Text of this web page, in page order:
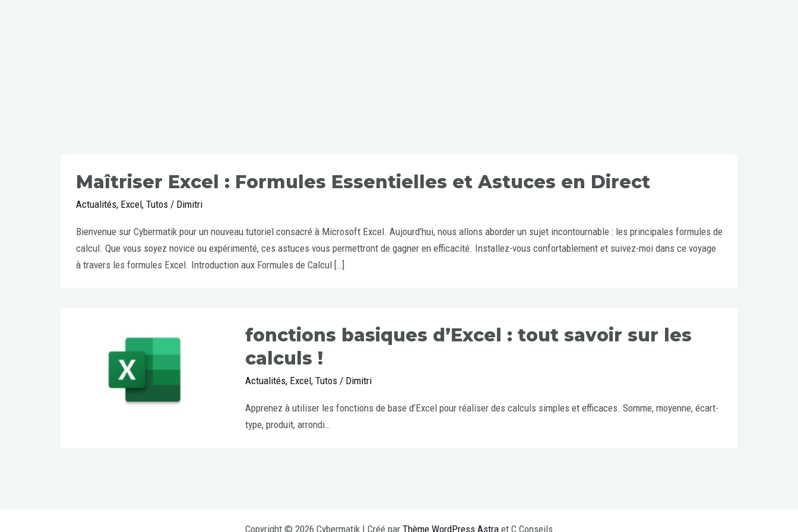
Maîtriser Excel : Formules Essentielles et Astuces en Direct
Actualités, Excel, Tutos/ Dimitri
Bienvenue sur Cybermatik pour un nouveau tutoriel consacré à Microsoft Excel. Aujourd’hui, nous allons aborder un sujet incontournable : les principales formules de
calcul. Que vous soyez novice ou expérimenté, ces astuces vous permettront de gagner en efficacité. Installez-vous confortablement et suivez-moi dans ce voyage
à travers les formules Excel. Introduction aux Formules de Calcul […]
fonctions basiques d’Excel : tout savoir sur les
calculs !
Actualités, Excel, Tutos/ Dimitri
Apprenez à utiliser les fonctions de base d’Excel pour réaliser des calculs simples et efficaces. Somme, moyenne, écart-
type, produit, arrondi…
Copyright © 2026 Cybermatik | Créé par Thème WordPress Astra et C Conseils